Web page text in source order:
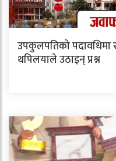
उपकुलपतिको पदावधिमा
थपिलयाले उठाइन् प्रश्न